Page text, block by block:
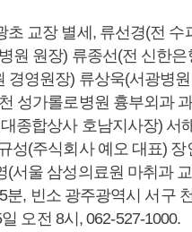
교장 별세, 류선경(전 수
원 원장) 류종선(전 신한은
경영원장) 류상욱(서광병
성가롤로병원 흉부외과
종합상사 호남지사장) 서
성(주식회사 예오 대표) 장
(서울 삼성의료원 마취과
분, 빈소 광주광역시 서구
오전 8시, 062-527-1000.